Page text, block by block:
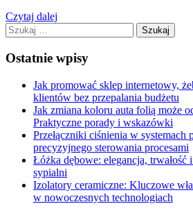
Czytaj dalej
Szukaj:
Ostatnie wpisy
Jak promować sklep internetowy,
klientów bez przepalania budżetu
Jak zmiana koloru auta folią może
Praktyczne porady i wskazówki
Przełączniki ciśnienia w systemach
precyzyjnego sterowania procesami
Łóżka dębowe: elegancja,
sypialni
Izolatory ceramiczne: Kluczowe
w nowoczesnych technologiach